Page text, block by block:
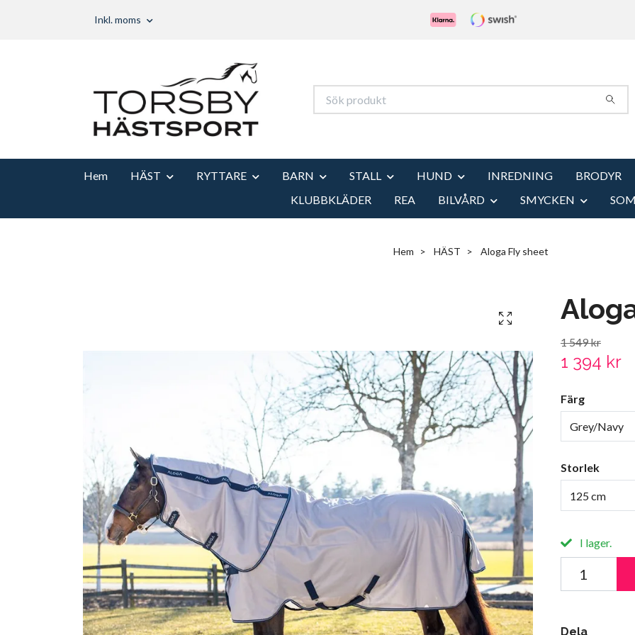
Inkl. moms
Hem HÄST RYTTARE BARN STALL HUND INREDNING BRODYR
KLUBBKLÄDER
REA BILVÅRD SMYCKEN
Hem HÄST Aloga Fly sheet
1 549 kr
1 394 kr
Färg
Grey/Navy
Storlek
125 cm
I lager.
Dela